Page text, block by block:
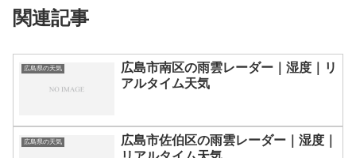
関連記事
広島県の天気
広島市南区の雨雲レーダー｜湿度｜リ
アルタイム天気
広島県の天気
広島市佐伯区の雨雲レーダー｜湿度｜